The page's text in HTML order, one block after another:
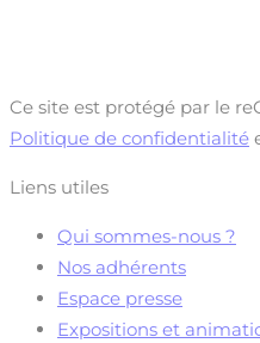
Ce site est protégé par le
Politique de confidentialité
Liens utiles
Qui sommes-nous ?
Nos adhérents
Espace presse
Expositions et